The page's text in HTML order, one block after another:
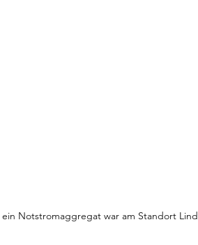
Notstromaggregat war am Standort